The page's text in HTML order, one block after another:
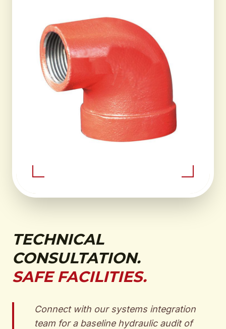
TECHNICAL
CONSULTATION.
SAFE FACILITIES.
Connect with our systems integration
team for a baseline hydraulic audit of